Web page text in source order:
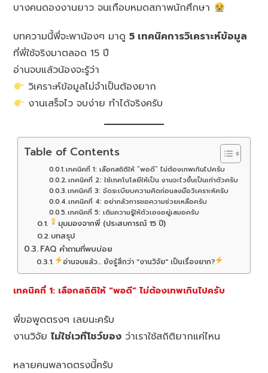
บางคนดองงานยาว จนเกือบหมดสภาพนักศึกษา
บทความนี้พี่จะพาน้องๆ มาดู5 เทคนิคการวิเคราะห์ข้อมูล
ที่พี่ใช้จริงมาตลอด 15 ปี
อ่านจบแล้วน้องจะรู้ว่า
วิเคราะห์ข้อมูลไม่จำเป็นต้องยาก
งานเสร็จไว จบง่าย ทำได้จริงครับ
Table of Contents
เทคนิคที่ 1: เลือกสถิติให้ “พอดี” ไม่ต้องเทพเกินไปครับ
เทคนิคที่ 2: ใช้เทคโนโลยีให้เป็น งานจะไวขึ้นเป็นเท่าตัวครับ
เทคนิคที่ 3: จัดระเบียบความคิดก่อนลงมือวิเคราะห์ครับ
เทคนิคที่ 4: อย่ากลัวการขอความช่วยเหลือครับ
เทคนิคที่ 5: เติมความรู้ให้ตัวเองอยู่เสมอครับ
มุมมองจากพี่ (ประสบการณ์ 15 ปี)
บทสรุป
FAQ คำถามที่พบบ่อย
อ่านจบแล้ว... ยังรู้สึกว่า "งานวิจัย" เป็นเรื่องยาก?
เทคนิคที่ 1: เลือกสถิติให้ “พอดี” ไม่ต้องเทพเกินไปครับ
พี่ขอพูดตรงๆ เลยนะครับ
งานวิจัยไม่ใช่เวทีโชว์ของ ว่าเราใช้สถิติยากแค่ไหน
หลายคนพลาดตรงนี้ครับ